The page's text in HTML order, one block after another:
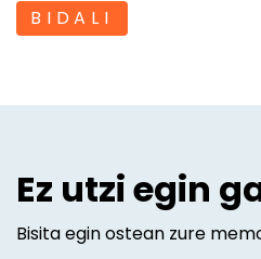
BIDALI
Ez utzi egin
Bisita egin ostean zure